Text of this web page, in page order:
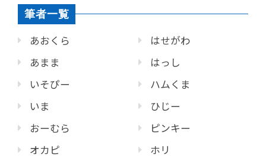
筆者一覧
あおくら
あまま
いそぴー
いま
おーむら
オカピ
はせがわ
はっし
ハムくま
ひじー
ピンキー
ホリ